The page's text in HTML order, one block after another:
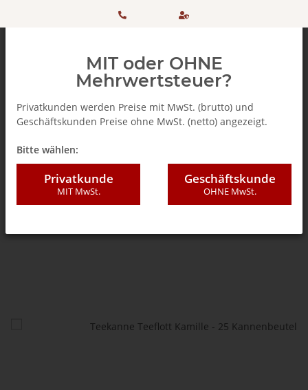
+ 49
506 98
einkaufen
SSL
MIT oder OHNE
Mehrwertsteuer?
Privatkunden werden Preise mit MwSt. (brutto) und
Geschäftskunden Preise ohne MwSt. (netto) angezeigt.
Bitte wählen:
Privatkunde
MIT MwSt.
Geschäftskunde
OHNE MwSt.